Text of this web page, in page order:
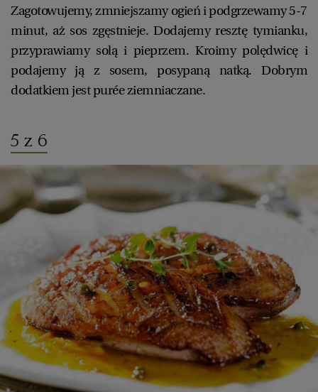
Zagotowujemy, zmniejszamy ogień i podgrzewamy 5-7
minut, aż sos zgęstnieje. Dodajemy resztę tymianku,
przyprawiamy solą i pieprzem. Kroimy polędwicę i
podajemy ją z sosem, posypaną natką. Dobrym
dodatkiem jest purée ziemniaczane.
5 z 6